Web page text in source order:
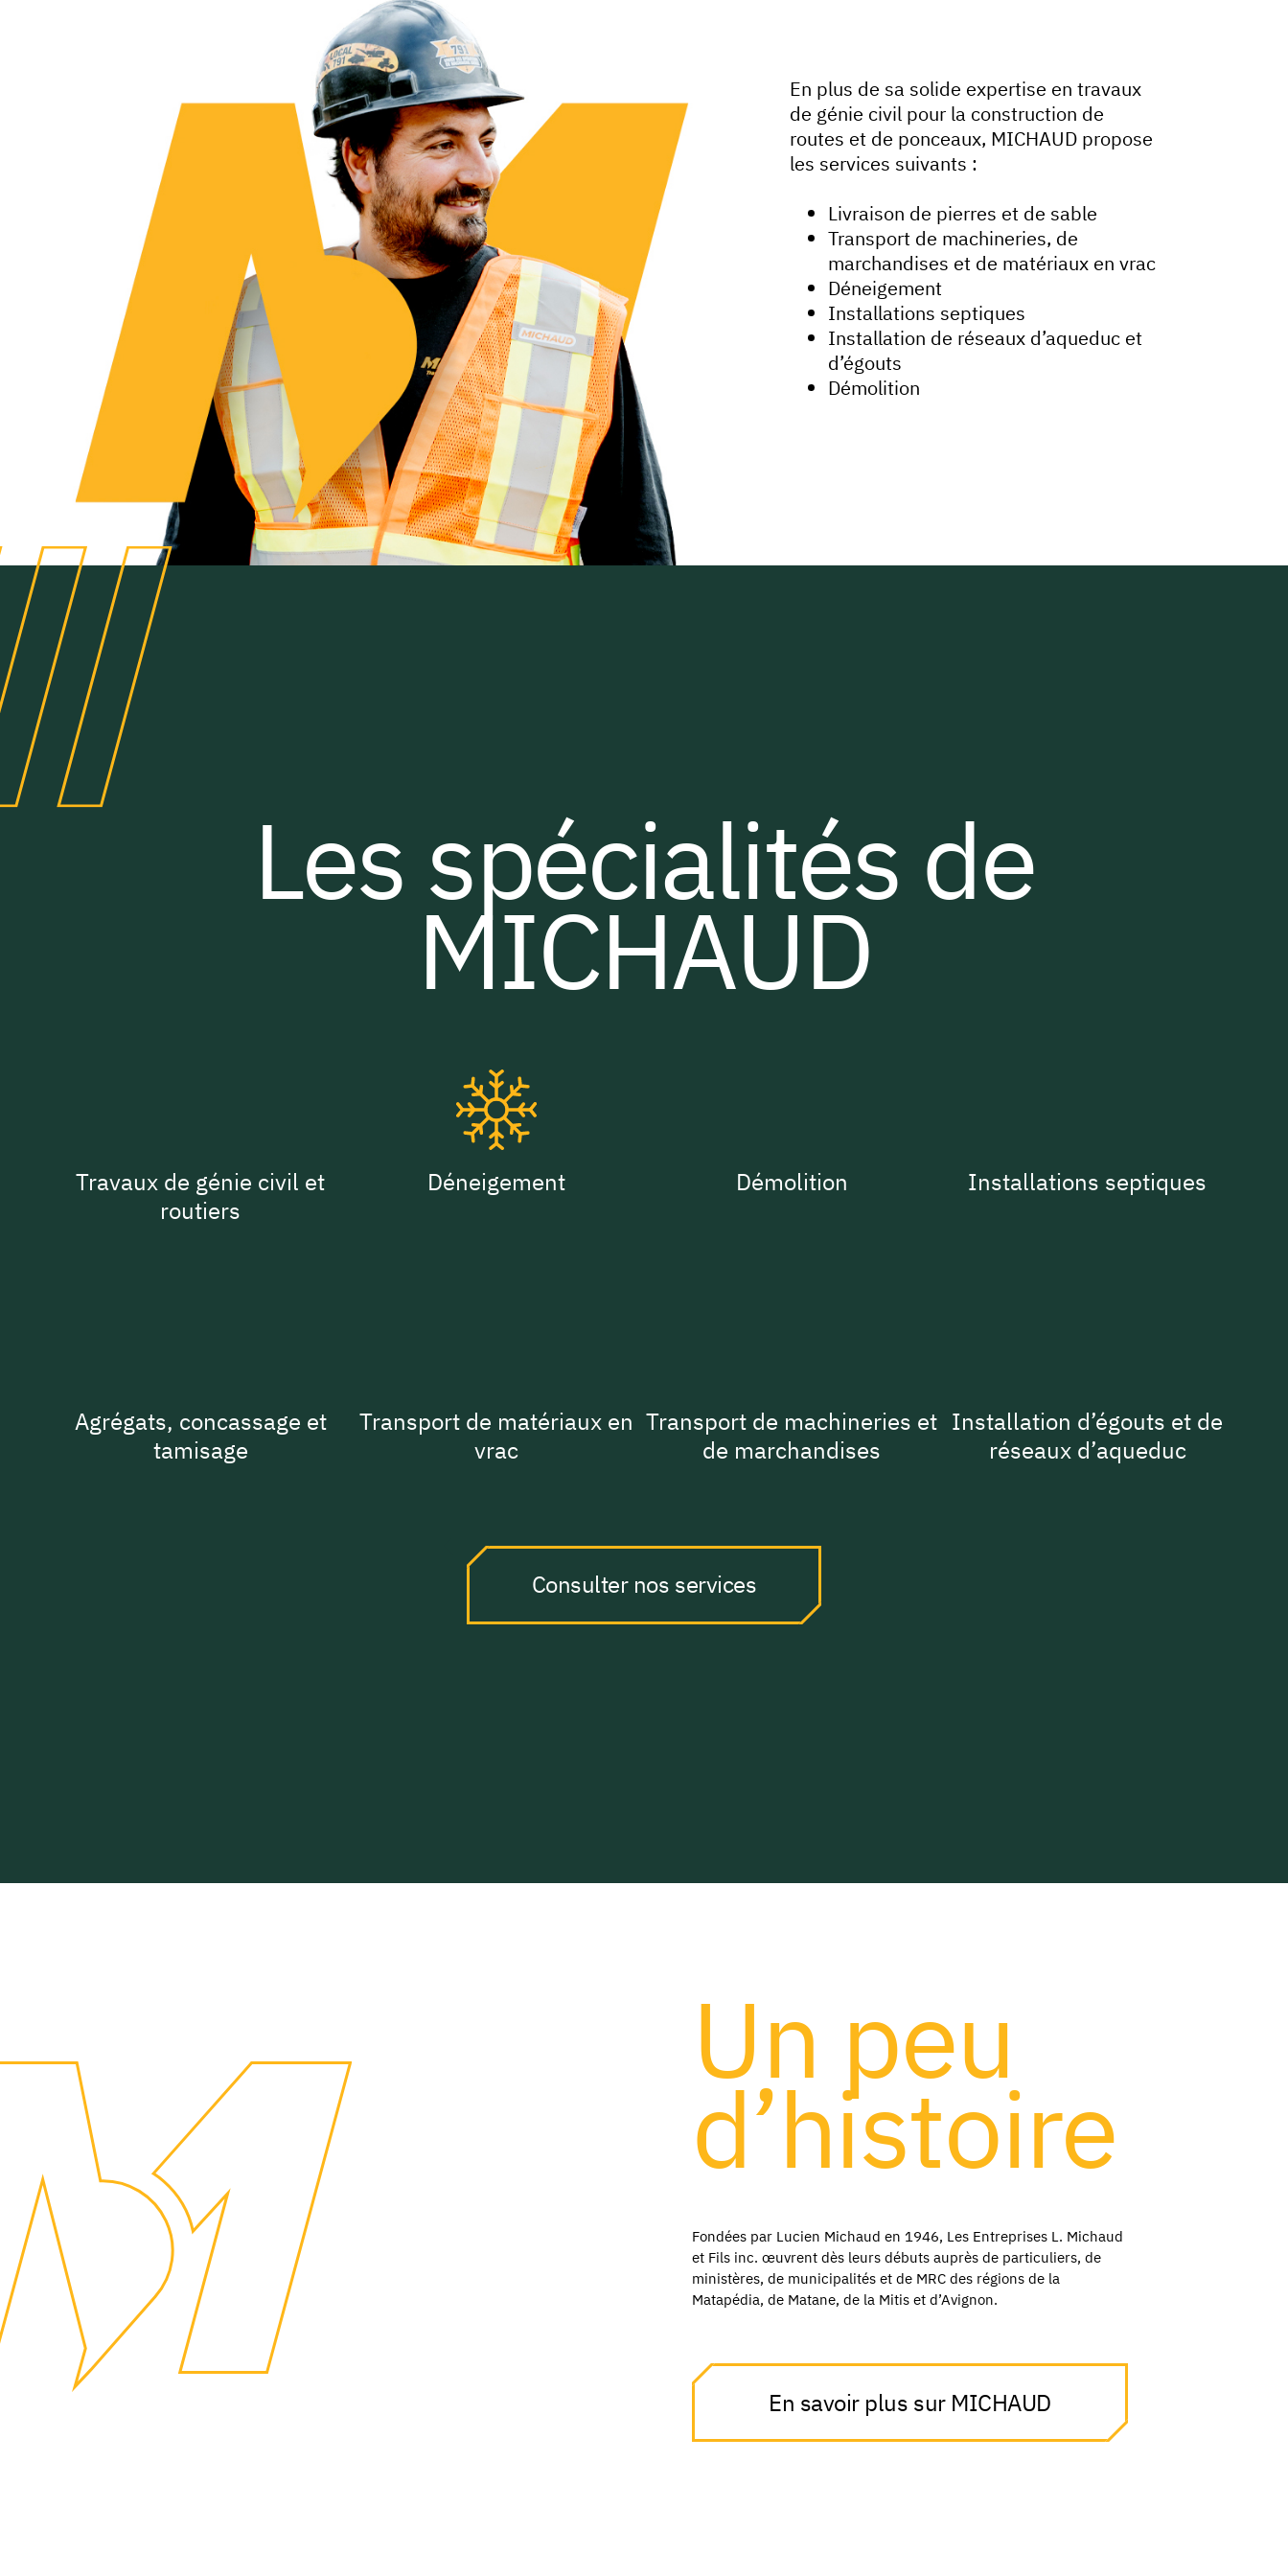
En plus de sa solide expertise en travaux
de génie civil pour la construction de
routes et de ponceaux, MICHAUD propose
les services suivants :
Livraison de pierres et de sable
Transport de machineries, de
marchandises et de matériaux en vrac
Déneigement
Installations septiques
Installation de réseaux d’aqueduc et
d’égouts
Démolition
Les spécialités de
MICHAUD
Travaux de génie civil et
routiers
Déneigement Démolition Installations septiques
Agrégats, concassage et
tamisage
Transport de matériaux en
vrac
Transport de machineries et
de marchandises
Installation d’égouts et de
réseaux d’aqueduc
Consulter nos services
Un peu
d’histoire
Fondées par Lucien Michaud en 1946, Les Entreprises L. Michaud
et Fils inc. œuvrent dès leurs débuts auprès de particuliers, de
ministères, de municipalités et de MRC des régions de la
Matapédia, de Matane, de la Mitis et d’Avignon.
En savoir plus sur MICHAUD